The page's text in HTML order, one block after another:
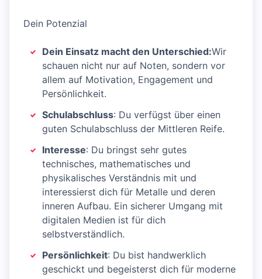
Dein Potenzial
Dein Einsatz macht den Unterschied:Wir
schauen nicht nur auf Noten, sondern vor
allem auf Motivation, Engagement und
Persönlichkeit.
Schulabschluss: Du verfügst über einen
guten Schulabschluss der Mittleren Reife.
Interesse: Du bringst sehr gutes
technisches, mathematisches und
physikalisches Verständnis mit und
interessierst dich für Metalle und deren
inneren Aufbau. Ein sicherer Umgang mit
digitalen Medien ist für dich
selbstverständlich.
Persönlichkeit: Du bist handwerklich
geschickt und begeisterst dich für moderne